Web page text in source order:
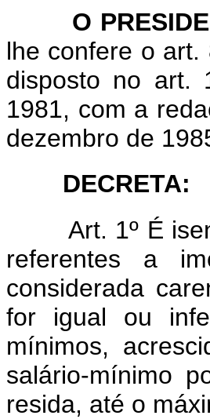
O
lhe confere o art.
disposto no art.
1981, com a
dezembro de
DECRETA:
Art. 1º É
referentes a
considerada
for igual ou
mínimos,
salário-mínimo
resida, até o